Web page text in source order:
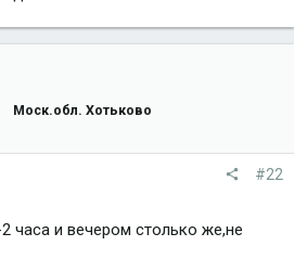
Моск.обл. Хотьково
#22
часа и вечером столько же,не